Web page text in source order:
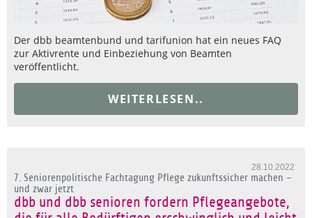
Der dbb beamtenbund und tarifunion hat ein neues FAQ
zur Aktivrente und Einbeziehung von Beamten
veröffentlicht.
WEITERLESEN..
28.10.2022
7. Seniorenpolitische Fachtagung Pflege zukunftssicher machen –
und zwar jetzt
dbb und dbb senioren fordern Pflegeangebote,